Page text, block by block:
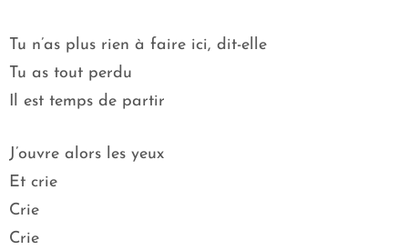
Tu n’as plus rien à faire ici, dit-elle
Tu as tout perdu
Il est temps de partir
J’ouvre alors les yeux
Et crie
Crie
Crie